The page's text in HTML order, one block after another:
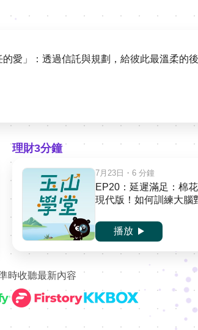
愛」：透過信託與規劃，給彼此最溫柔的後
理財3分鐘
7月23日 ・6 分鐘
EP20：延遲滿足：棉
現代版！如何訓練大腦
播放
時收聽最新內容